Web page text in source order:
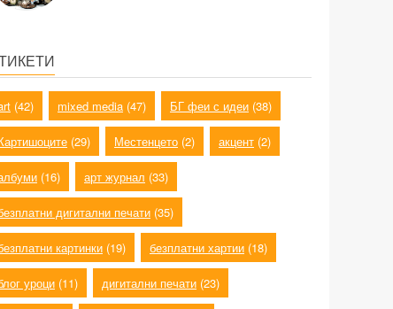
(42) mixed media (47) БГ феи с идеи (38)
(29) Местенцето (2) акцент (2)
(16) арт журнал (33)
дигитални печати (35)
картинки (19) безплатни хартии (18)
уроци (11) дигитални печати (23)